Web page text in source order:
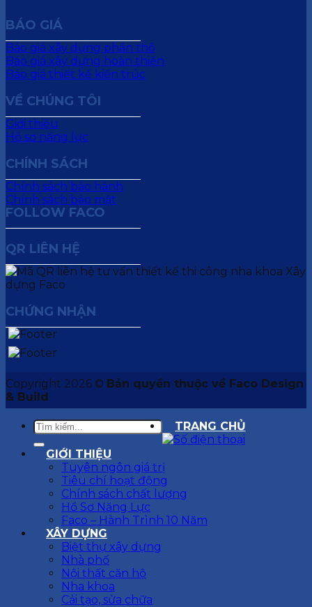
BÁO GIÁ
Báo giá xây dựng phần thô
Báo giá xây dựng hoàn thiện
Báo giá thiết kế kiến trúc
VỀ CHÚNG TÔI
Giới thiệu
Hồ sơ năng lực
CHÍNH SÁCH
Chính sách bảo hành
Chính sách bảo mật
FOLLOW FACO
QR LIÊN HỆ
CHỨNG NHẬN
Copyright 2026 © Bản quyền thuộc về Faco Design
& Build
TRANG CHỦ
GIỚI THIỆU
Tuyên ngôn giá trị
Tiêu chí hoạt động
Chính sách chất lượng
Hồ Sơ Năng Lực
Faco – Hành Trình 10 Năm
XÂY DỰNG
Biệt thự xây dựng
Nhà phố
Nội thất căn hộ
Nha khoa
Cải tạo, sửa chữa